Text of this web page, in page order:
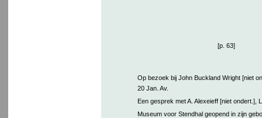
[p. 63]
Op bezoek bij John Buckland Wright [niet
20 Jan. Av.
Een gesprek met A. Alexeieff [niet ondert.],
Museum voor Stendhal geopend in zijn